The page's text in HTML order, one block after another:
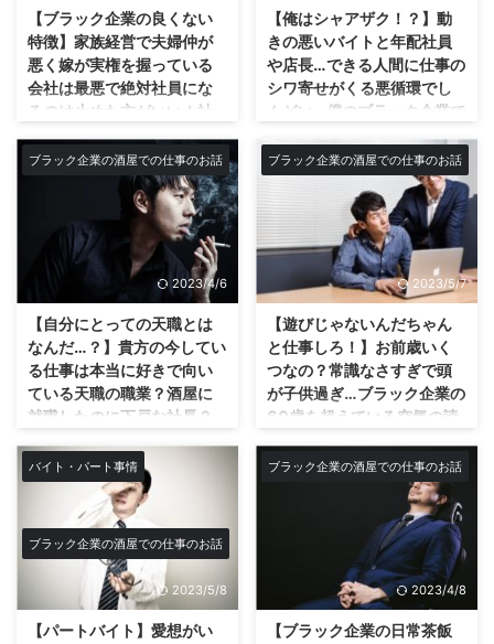
て来た… こんなクレームもあるの
か…マジでビックリだ。w お米確
かに出品してるけど米屋じゃない
ぜ。そこまでの値段の米でもな
い。10kgで3000円台だ。ｗ こ
ちら的にもサイトにはお届け後7
日以上経過しての品質・食味・風
味の劣化、虫の発生などによる
返品や交換はお受け致しかねます
のでご了承下さいと1文も掲載さ
せているため交換は無理だと説
明。 ブチ切れのネットショッピ
ングの客…もはや恥ず ...
ブラック企業でもある意味のない
全体会議…そこで飛び出したクズ
社長のくだらない人生の過ごし
方… どんだけつまらない人生なん
だ… うちみたいなクソ中の糞の会
社にも一応会議なるものが月一ぐ
らいであり、社長からありがたい
お言葉を頂いたりするのですが、
今回はなんてつまらない事を真剣
な顔して言うんだ！？っていうお
話です。 ウチの会社の労働時間
は労働基準法を大きく上回る12時
間労働です。もはや無法地帯とい
ったところか（笑） その為、暇
な日も拘束されて帰れません。時
間も長く毎日が単調です。同じ事
の繰り返しですからね、仕 ...
【ブラック企業の良くない
特徴】家族経営で夫婦仲が
悪く嫁が実権を握っている
会社は最悪で絶対社員にな
るのは止めた方がいい！社
ていないと会社の経営は無
茶苦茶になる？
ブラック企業の特徴は家族経営で
夫婦仲が悪く社長の嫁が会社の実
験を握っている場合？ 家族経営
で夫婦仲が悪い会社は最悪です
ね。 夫婦の仲が悪い経営者がや
ってる会社は本当にダメです。
これはヤバイことになる。という
のも経営者の足並みが揃っていな
いのは会社としてまずいからだ。
僕の会社はブラック企業です。
個人的な感覚ですがそれこそ社長
のワンマン経営の会社の方がまだ
ましですね。 奥さんの方が経営
の主導権を握っている場合があ
る。うちが正にそう。 社長は商
談や責任を取るのが仕事で会社の
仕入れやお金の流れの関係は全て
【俺はシャアザク！？】動
きの悪いバイトと年配社員
や店長…できる人間に仕事の
シワ寄せがくる悪循環でし
んどい…僕のブラック企業で
アズナブル専用機体の赤い
シャアザク並！？周りの社
員がトロ過ぎる件！
俺はシャアザク！？ ウチのブラ
ック企業ではみんながみんな効率
も悪くダラダラ仕事をしている。
というのも、やはり労働時間が長
過ぎるのがまず根底にある。 ウ
チの会社の勤務時間は朝9時から
夜の21時である。 そこに昼休憩
が30分。 21時から売上の精算等
で30分。 ようは12時間労働な
わけです(笑)すごいでしょ！？
今のブラックブラック言ってるご
時世で(笑)まだまだあるよブラッ
ク企業！ てなもんですが、やは
り労働時間が長く仕事が早く終わ
ブラック企業の酒屋での仕事のお話
2023/4/6
【自分にとっての天職とは
なんだ…？】貴方の今してい
る仕事は本当に好きで向い
ている天職の職業？酒屋に
就職したのに下戸な社長？
者？皆さんは今の仕事は楽
しくて充実していますか？
転職に出逢えましたか！？
天性の職に就くのはやっぱ
り難しいのか?社会で就いて
る仕事が実際の自分と全く
間逆な件について！
天性の職(天職)はやっぱり難し
ブラック企業の酒屋での仕事のお話
2023/5/7
【遊びじゃないんだちゃん
と仕事しろ！】お前歳いく
つなの？常識なさすぎで頭
が子供過ぎ…ブラック企業の
60歳を超えている空気の読
失望…
KY上司ガーナ人に大興奮！ 基本
的に昔の人って仕事への考え方が
今の人とは根本的に全く違いま
す！ 自己陶酔というか、自分の
仕事っぷりに酔っている感じです
かね。 だから周りの人の事が見
えない。この前の話ですが、ウチ
バイト・パート事情
ブラック企業の酒屋での仕事のお話
2023/5/8
【パートバイト】愛想がい
ブラック企業の酒屋での仕事のお話
2023/4/8
【ブラック企業の日常茶飯